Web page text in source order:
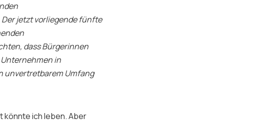
jetzt vorliegende fünfte
dass Bürgerinnen
in
unvertretbarem Umfang
könnte ich leben. Aber